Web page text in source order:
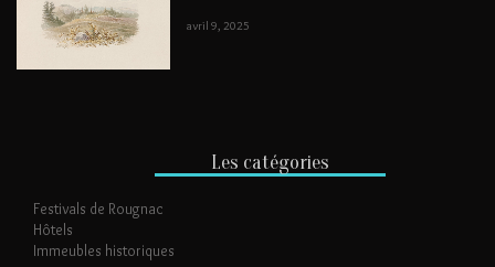
avril 9, 2025
Les catégories
Festivals de Rougnac
Hôtels
Immeubles historiques